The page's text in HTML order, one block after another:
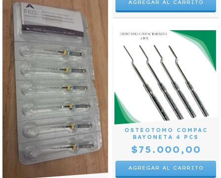
OSTEOTOMO COMPAC
BAYONETA 4 PCS
$75.000,00